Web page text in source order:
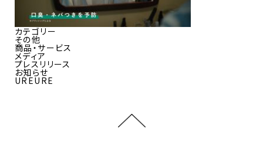
カテゴリー
その他
商品・サービス
メディア
プレスリリース
お知らせ
UREURE